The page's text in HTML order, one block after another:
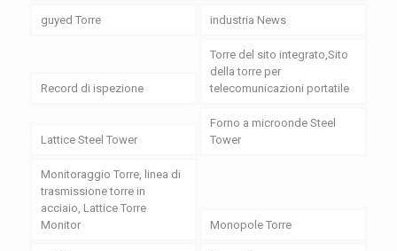
guyed Torre industria News
Record di ispezione
Torre del sito integrato,Sito
della torre per
telecomunicazioni portatile
Lattice Steel Tower
Forno a microonde Steel
Tower
Monitoraggio Torre, linea di
trasmissione torre in
acciaio, Lattice Torre
Monitor
Monopole Torre